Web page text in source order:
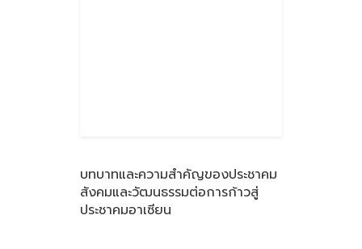
บทบาทและความสำคัญของประชาคม
สังคมและวัฒนธรรมต่อการก้าวสู่
ประชาคมอาเซียน